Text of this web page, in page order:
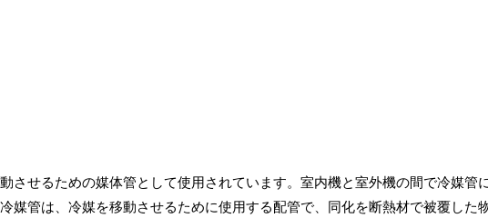
させるための媒体管として使用されています。室内機と室外機の間で冷媒管
媒管は、冷媒を移動させるために使用する配管で、同化を断熱材で被覆した